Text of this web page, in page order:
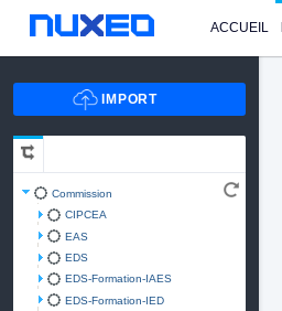
ACCUEIL
Commission
CIPCEA
EAS
EDS
EDS-Formation-IAES
EDS-Formation-IED